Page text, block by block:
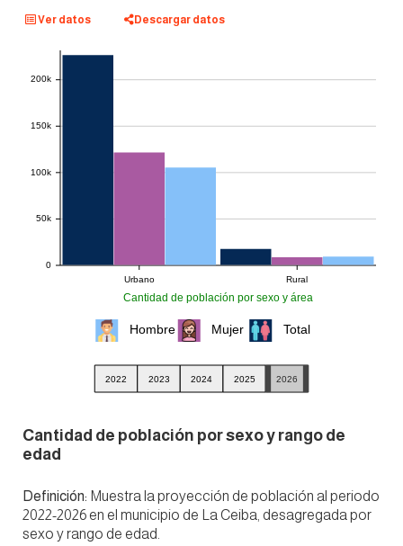
Ver datos Descargar datos
Cantidad de población por sexo y rango de
edad
Definición: Muestra la proyección de población al periodo
2022-2026 en el municipio de La Ceiba, desagregada por
sexo y rango de edad.